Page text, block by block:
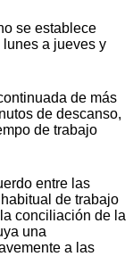
se establece
lunes a jueves y
de más
de descanso,
de trabajo
entre las
de trabajo
conciliación de la
una
a las